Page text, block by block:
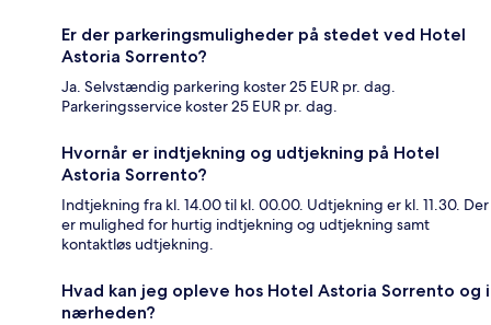
Er der parkeringsmuligheder på stedet ved Hotel
Astoria Sorrento?
Ja. Selvstændig parkering koster 25 EUR pr. dag.
Parkeringsservice koster 25 EUR pr. dag.
Hvornår er indtjekning og udtjekning på Hotel
Astoria Sorrento?
Indtjekning fra kl. 14.00 til kl. 00.00. Udtjekning er kl. 11.30. Der
er mulighed for hurtig indtjekning og udtjekning samt
kontaktløs udtjekning.
Hvad kan jeg opleve hos Hotel Astoria Sorrento og i
nærheden?